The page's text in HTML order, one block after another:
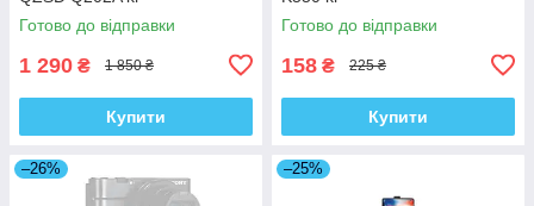
Готово до відправки
1 290 ₴ 1 850 ₴
Купити
Готово до відправки
158 ₴ 225 ₴
Купити
–26% –25%